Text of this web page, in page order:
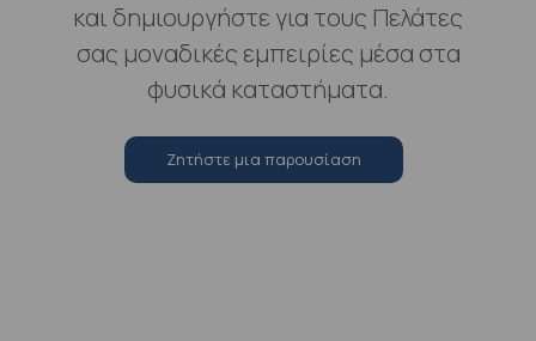
και δημιουργήστε για τους Πελάτες
σας μοναδικές εμπειρίες μέσα στα
φυσικά καταστήματα.
Zητήστε μια παρουσίαση